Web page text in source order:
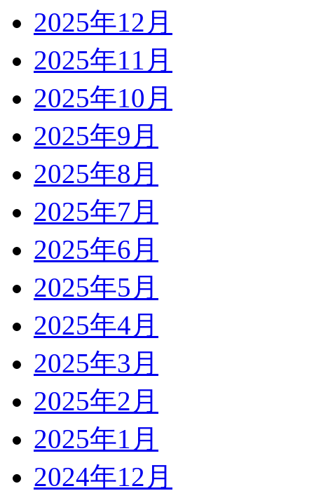
2025年12月
2025年11月
2025年10月
2025年9月
2025年8月
2025年7月
2025年6月
2025年5月
2025年4月
2025年3月
2025年2月
2025年1月
2024年12月